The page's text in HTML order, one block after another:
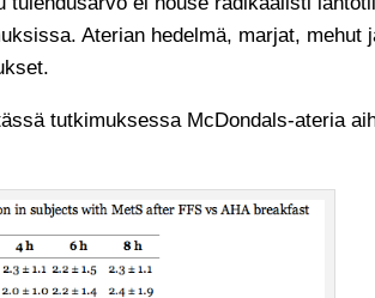
Aterian hedelmä, marjat,
tutkimuksessa McDondals-ateria